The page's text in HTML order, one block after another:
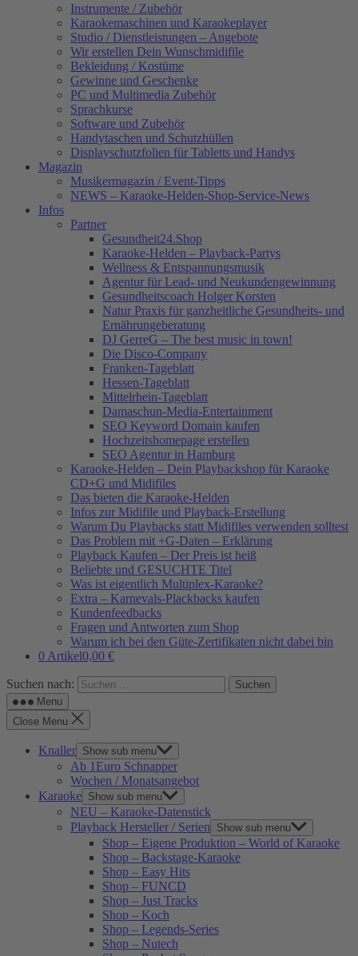
Instrumente / Zubehör
Karaokemaschinen und Karaokeplayer
Studio / Dienstleistungen – Angebote
Wir erstellen Dein Wunschmidifile
Bekleidung / Kostüme
Gewinne und Geschenke
PC und Multimedia Zubehör
Sprachkurse
Software und Zubehör
Handytaschen und Schutzhüllen
Displayschutzfolien für Tabletts und Handys
Magazin
Musikermagazin / Event-Tipps
NEWS – Karaoke-Helden-Shop-Service-News
Infos
Partner
Gesundheit24.Shop
Karaoke-Helden – Playback-Partys
Wellness & Entspannungsmusik
Agentur für Lead- und Neukundengewinnung
Gesundheitscoach Holger Korsten
Natur Praxis für ganzheitliche Gesundheits- und
Ernährungeberatung
DJ GerreG – The best music in town!
Die Disco-Company
Franken-Tageblatt
Hessen-Tageblatt
Mittelrhein-Tageblatt
Damaschun-Media-Entertainment
SEO Keyword Domain kaufen
Hochzeitshomepage erstellen
SEO Agentur in Hamburg
Karaoke-Helden – Dein Playbackshop für Karaoke
CD+G und Midifiles
Das bieten die Karaoke-Helden
Infos zur Midifile und Playback-Erstellung
Warum Du Playbacks statt Midifiles verwenden solltest
Das Problem mit +G-Daten – Erklärung
Playback Kaufen – Der Preis ist heiß
Beliebte und GESUCHTE Titel
Was ist eigentlich Multiplex-Karaoke?
Extra – Karnevals-Plackbacks kaufen
Kundenfeedbacks
Fragen und Antworten zum Shop
Warum ich bei den Güte-Zertifikaten nicht dabei bin
0 Artikel0,00 €
Suchen nach:
Menu
Close Menu
Knaller Show sub menu
Ab 1Euro Schnapper
Wochen / Monatsangebot
Karaoke Show sub menu
NEU – Karaoke-Datenstick
Playback Hersteller / Serien
Show sub menu
Shop – Eigene Produktion – World of Karaoke
Shop – Backstage-Karaoke
Shop – Easy Hits
Shop – FUNCD
Shop – Just Tracks
Shop – Koch
Shop – Legends-Series
Shop – Nutech